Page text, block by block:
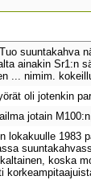
suuntakahva
ainakin Sr1:n
... nimim.
oli jotenkin
jotain
lokakuulle 1983
koska